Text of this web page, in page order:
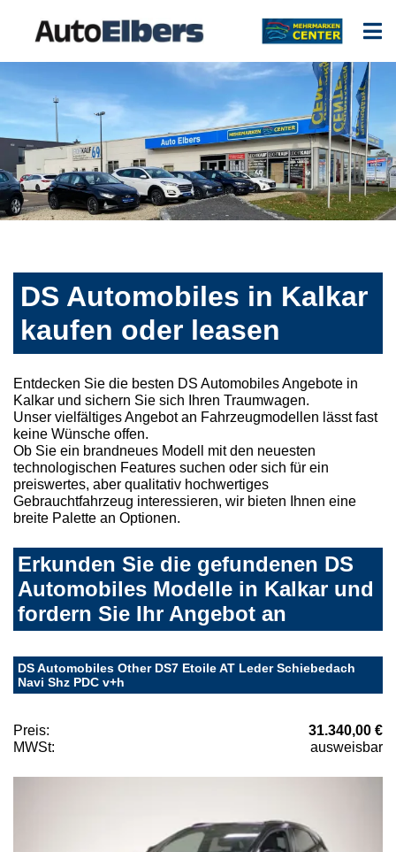
DS Automobiles in Kalkar
kaufen oder leasen
Entdecken Sie die besten DS Automobiles Angebote in
Kalkar und sichern Sie sich Ihren Traumwagen.
Unser vielfältiges Angebot an Fahrzeugmodellen lässt fast
keine Wünsche offen.
Ob Sie ein brandneues Modell mit den neuesten
technologischen Features suchen oder sich für ein
preiswertes, aber qualitativ hochwertiges
Gebrauchtfahrzeug interessieren, wir bieten Ihnen eine
breite Palette an Optionen.
Erkunden Sie die gefundenen DS
Automobiles Modelle in Kalkar und
fordern Sie Ihr Angebot an
DS Automobiles Other DS7 Etoile AT Leder Schiebedach
Navi Shz PDC v+h
Preis:
31.340,00 €
MWSt:
ausweisbar